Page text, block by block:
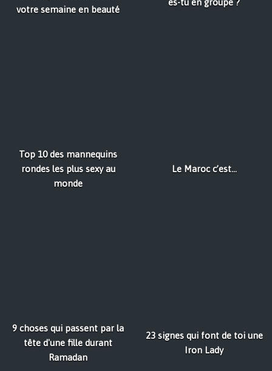
votre semaine en beauté
es-tu en groupe ?
Top 10 des mannequins
rondes les plus sexy au
monde
Le Maroc c’est…
9 choses qui passent par la
tête d'une fille durant
Ramadan
23 signes qui font de toi une
Iron Lady